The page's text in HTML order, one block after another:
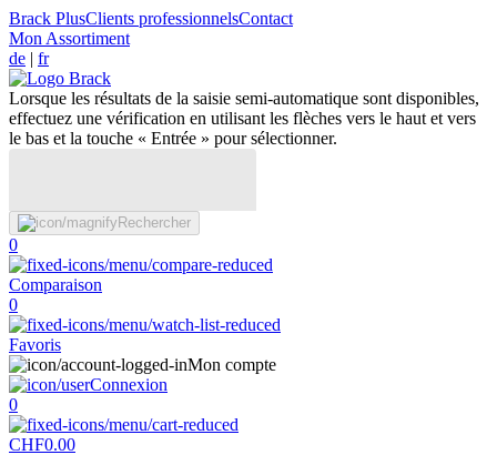
Brack PlusClients professionnelsContact
Mon Assortiment
de | fr
Lorsque les résultats de la saisie semi-automatique sont disponibles,
effectuez une vérification en utilisant les flèches vers le haut et vers
le bas et la touche « Entrée » pour sélectionner.
Rechercher
0
Comparaison
0
Favoris
Mon compte
Connexion
0
CHF0.00